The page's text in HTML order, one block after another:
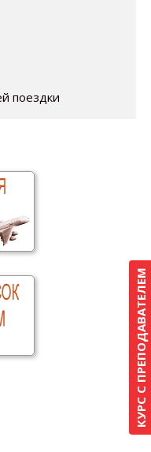
КУРС С ПРЕПОДАВАТЕЛЕМ
поездки